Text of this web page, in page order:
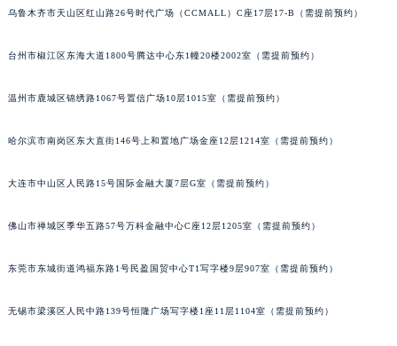
乌鲁木齐市天山区红山路26号时代广场（CCMALL）C座17层17-B（需提前预约）
台州市椒江区东海大道1800号腾达中心东1幢20楼2002室（需提前预约）
温州市鹿城区锦绣路1067号置信广场10层1015室（需提前预约）
哈尔滨市南岗区东大直街146号上和置地广场金座12层1214室（需提前预约）
大连市中山区人民路15号国际金融大厦7层G室（需提前预约）
佛山市禅城区季华五路57号万科金融中心C座12层1205室（需提前预约）
东莞市东城街道鸿福东路1号民盈国贸中心T1写字楼9层907室（需提前预约）
无锡市梁溪区人民中路139号恒隆广场写字楼1座11层1104室（需提前预约）